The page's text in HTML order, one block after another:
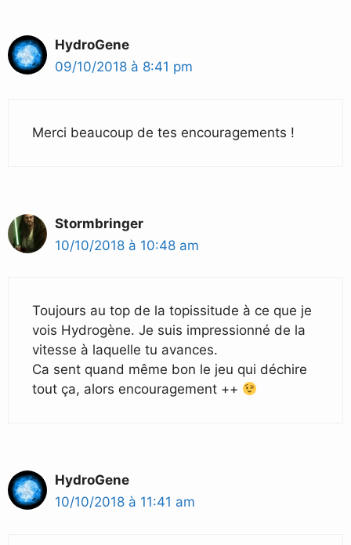
HydroGene
09/10/2018 à 8:41 pm
Merci beaucoup de tes encouragements !
Stormbringer
10/10/2018 à 10:48 am
Toujours au top de la topissitude à ce que je
vois Hydrogène. Je suis impressionné de la
vitesse à laquelle tu avances.
Ca sent quand même bon le jeu qui déchire
tout ça, alors encouragement ++
HydroGene
10/10/2018 à 11:41 am